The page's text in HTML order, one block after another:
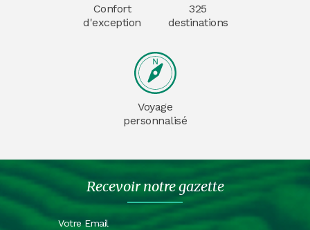
Confort
d'exception
325
destinations
Voyage
personnalisé
Recevoir notre gazette
Votre Email